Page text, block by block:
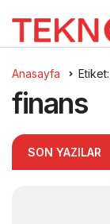
Anasayfa
finans
SON YAZILAR